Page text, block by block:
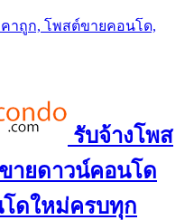
าถูก, โพสต์ขายคอนโด,
รับจ้างโพส
ายดาวน์คอนโด
ดใหม่ครบทุก